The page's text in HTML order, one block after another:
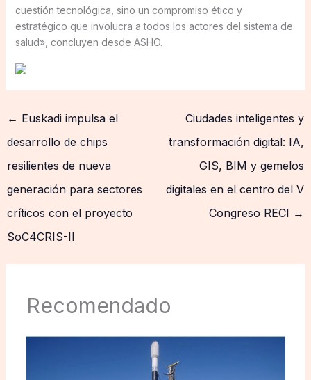
cuestión tecnológica, sino un compromiso ético y
estratégico que involucra a todos los actores del sistema de
salud», concluyen desde ASHO.
← Euskadi impulsa el
desarrollo de chips
resilientes de nueva
generación para sectores
críticos con el proyecto
SoC4CRIS-II
Ciudades inteligentes y
transformación digital: IA,
GIS, BIM y gemelos
digitales en el centro del V
Congreso RECI →
Recomendado